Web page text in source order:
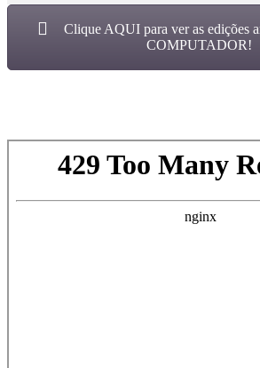
Clique AQUI para ver as edições
COMPUTADOR!